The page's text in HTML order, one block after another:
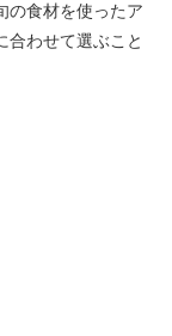
の食材を使ったア
合わせて選ぶこと